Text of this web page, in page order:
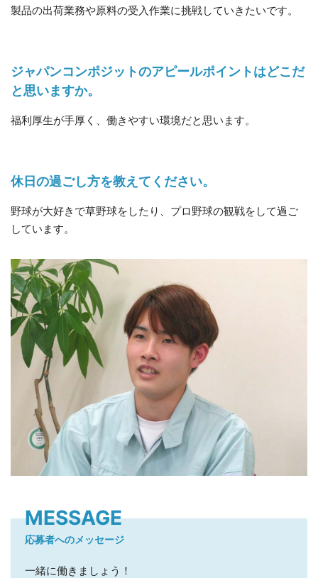
製品の出荷業務や原料の受入作業に挑戦していきたいです。
ジャパンコンポジットのアピールポイントはどこだ
と思いますか。
福利厚生が手厚く、働きやすい環境だと思います。
休日の過ごし方を教えてください。
野球が大好きで草野球をしたり、プロ野球の観戦をして過ご
しています。
MESSAGE
応募者へのメッセージ
一緒に働きましょう！